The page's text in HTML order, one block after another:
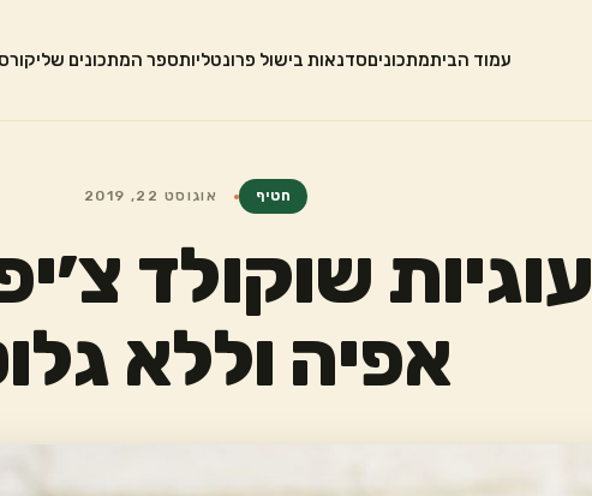
עמוד הביתמתכוניםסדנאות בישול פרונטליותספר המתכונים שלי
חטיף אוגוסט 22, 2019
עוגיות שוקולד
אפיה וללא